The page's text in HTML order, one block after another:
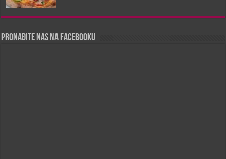
Pronađite nas na Facebooku